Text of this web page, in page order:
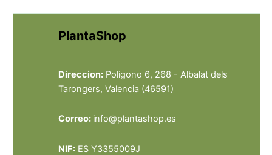
PlantaShop
Direccion: Poligono 6, 268 - Albalat dels
Tarongers, Valencia (46591)
Correo: info@plantashop.es
NIF: ES Y3355009J